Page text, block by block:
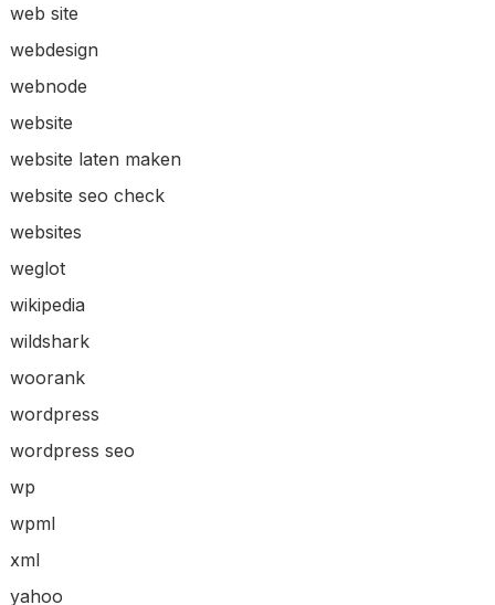
web site
webdesign
webnode
website
website laten maken
website seo check
websites
weglot
wikipedia
wildshark
woorank
wordpress
wordpress seo
wp
wpml
xml
yahoo